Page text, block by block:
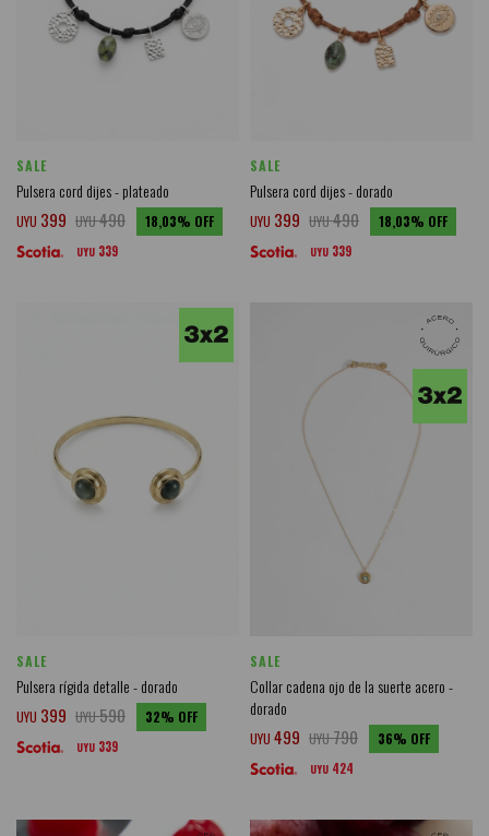
SALE
Pulsera cord dijes - plateado
UYU 399 UYU490 18,03
UYU 339
SALE
Pulsera cord dijes - dorado
UYU 399 UYU490 18,03
UYU 339
SALE
Pulsera rígida detalle - dorado
UYU 399 UYU590 32
UYU 339
SALE
Collar cadena ojo de la suerte acero -
dorado
UYU 499 UYU790 36
UYU 424